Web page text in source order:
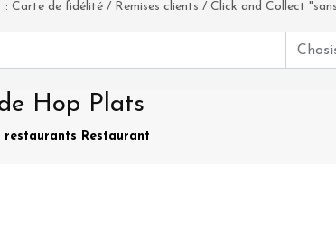
: Carte de fidélité / Remises clients / Click and Collect
Hop Plats
restaurants Restaurant